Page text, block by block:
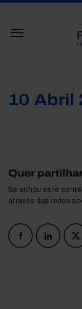
10 Abril
Quer
Se achou este
através das redes